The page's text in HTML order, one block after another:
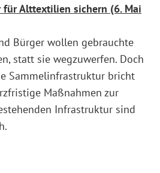
Alttextilien sichern (6. Mai
Bürger wollen gebrauchte
statt sie wegzuwerfen. Doch
Sammelinfrastruktur bricht
Maßnahmen zur
Infrastruktur sind